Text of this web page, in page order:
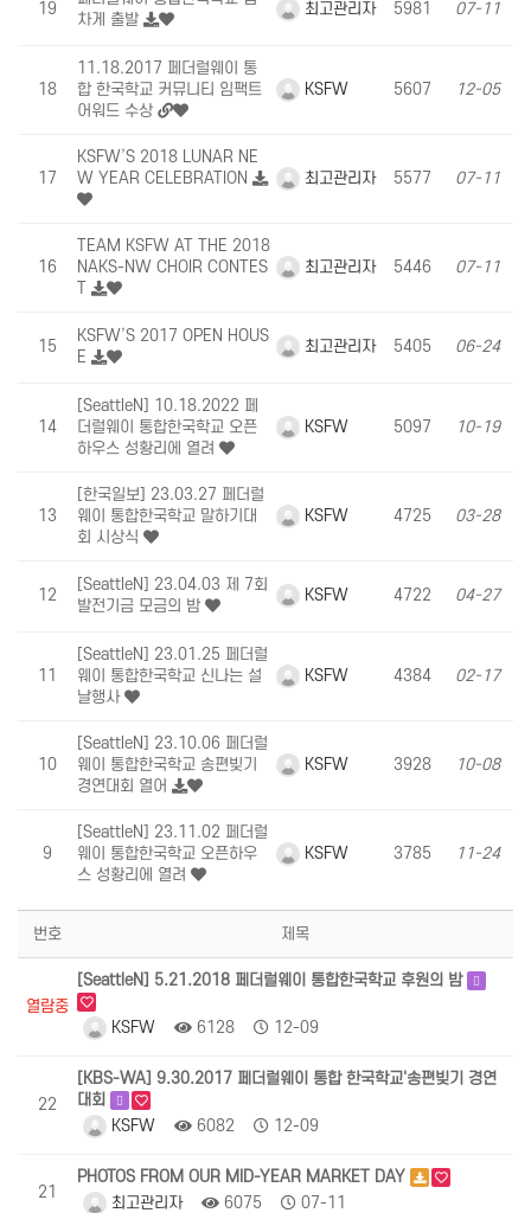
19
차게 출발
최고관리자 5981 07-11
18
11.18.2017 페더럴웨이 통
합 한국학교 커뮤니티 임팩트
어워드 수상
KSFW 5607 12-05
17
KSFW’S 2018 LUNAR NE
W YEAR CELEBRATION
최고관리자 5577 07-11
16
TEAM KSFW AT THE 2018
NAKS-NW CHOIR CONTES
T
최고관리자 5446 07-11
15
KSFW’S 2017 OPEN HOUS
E
최고관리자 5405 06-24
14
[SeattleN] 10.18.2022 페
더럴웨이 통합한국학교 오픈
하우스 성황리에 열려
KSFW 5097 10-19
13
[한국일보] 23.03.27 페더럴
웨이 통합한국학교 말하기대
회 시상식
KSFW 4725 03-28
12
[SeattleN] 23.04.03 제 7회
발전기금 모금의 밤
KSFW 4722 04-27
11
[SeattleN] 23.01.25 페더럴
웨이 통합한국학교 신나는 설
날행사
KSFW 4384 02-17
10
[SeattleN] 23.10.06 페더럴
웨이 통합한국학교 송편빚기
경연대회 열어
KSFW 3928 10-08
9
[SeattleN] 23.11.02 페더럴
웨이 통합한국학교 오픈하우
스 성황리에 열려
KSFW 3785 11-24
번호 제목
열람중
[SeattleN] 5.21.2018 페더럴웨이 통합한국학교 후원의 밤
KSFW 6128 12-09
22
[KBS-WA] 9.30.2017 페더럴웨이 통합 한국학교'송편빚기 경연
대회
KSFW
6082 12-09
21
PHOTOS FROM OUR MID-YEAR MARKET DAY
최고관리자
6075 07-11